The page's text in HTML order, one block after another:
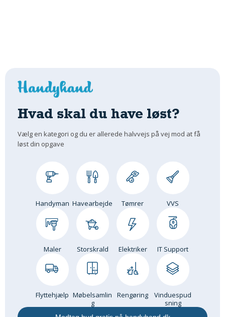
Hvad skal du have løst?
Vælg en kategori og du er allerede halvvejs på vej mod at få
løst din opgave
Handyman Havearbejde Tømrer VVS
Maler Storskrald Elektriker IT Support
Flyttehjælp Møbelsamlin
g
Rengøring
Vinduespud
sning